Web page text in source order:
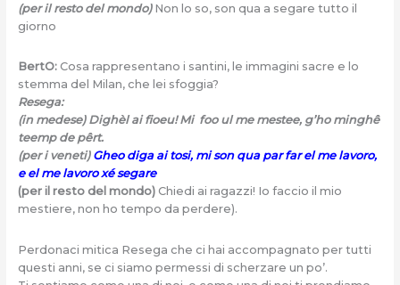
(per il resto del mondo) Non lo so, son qua a segare tutto il
giorno
BertO:Cosa rappresentano i santini, le immagini sacre e lo
stemma del Milan, che lei sfoggia?
Resega:
(in medese) Dighèl ai fioeu! Mi foo ul me mestee, g’ho minghê
teemp de pêrt.
(per i veneti) Gheo diga ai tosi, mi son qua par far el me lavoro,
e el me lavoro xé segare
(per il resto del mondo)Chiedi ai ragazzi! Io faccio il mio
mestiere, non ho tempo da perdere).
Perdonaci mitica Resega che ci hai accompagnato per tutti
questi anni, se ci siamo permessi di scherzare un po’.